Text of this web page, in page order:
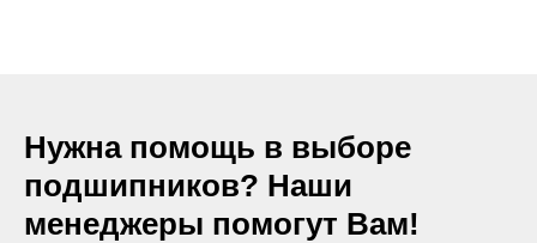
Нужна помощь в выборе
подшипников? Наши
менеджеры помогут Вам!